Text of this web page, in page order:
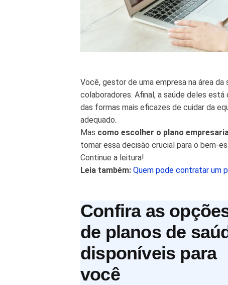
Você, gestor de uma empresa na área
colaboradores. Afinal, a saúde deles
das formas mais eficazes de cuidar da
adequado.
Mas como escolher o plano
tomar essa decisão crucial para o bem-
Continue a leitura!
Leia também: Quem pode contratar um
Confira as
de planos de
disponíveis para
você